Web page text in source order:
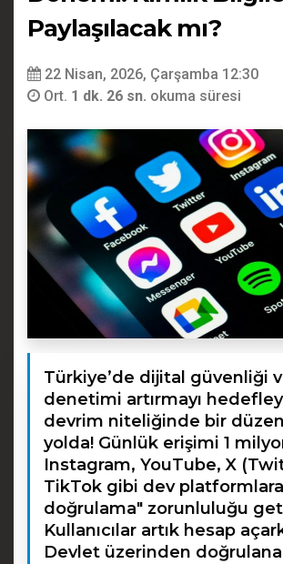
Paylaşılacak mı?
22 Nisan, 2026, Çarşamba 12:30
Ort. 1 dk. 26 sn. okuma süresi
Türkiye’de dijital güvenliği
denetimi artırmayı
devrim niteliğinde bir
yolda! Günlük erişimi 1
Instagram, YouTube, X
TikTok gibi dev
doğrulama" zorunluluğu
Kullanıcılar artık hesap
Devlet üzerinden